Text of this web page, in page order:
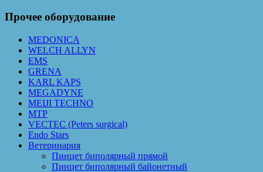
Прочее оборудование
MEDONICA
WELCH ALLYN
EMS
GRENA
KARL KAPS
MEGADYNE
MEIJI TECHNO
MTP
VECTEC (Peters surgical)
Endo Stars
Ветеринария
Пинцет биполярный прямой
Пинцет биполярный байонетный